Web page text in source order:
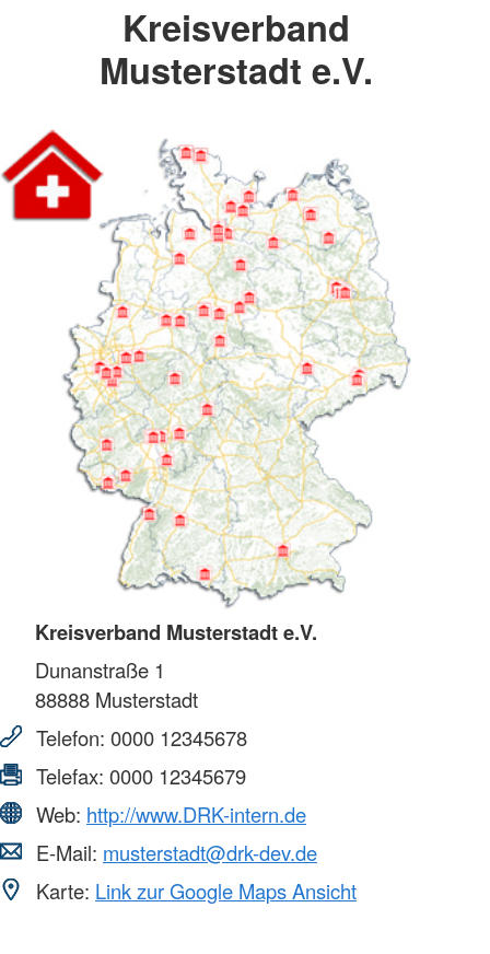
Kreisverband
Musterstadt e.V.
Kreisverband Musterstadt e.V.
Dunanstraße 1
88888 Musterstadt
Telefon: 0000 12345678
Telefax: 0000 12345679
Web: http://www.DRK-intern.de
E-Mail: musterstadt@drk-dev.de
Karte: Link zur Google Maps Ansicht